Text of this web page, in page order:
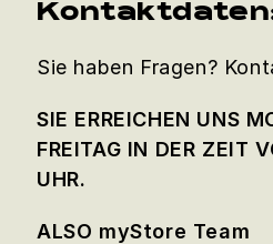
Sie haben Fragen?
SIE ERREICHEN UNS
FREITAG IN DER ZEIT
UHR.
ALSO myStore Team